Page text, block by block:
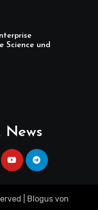
Science und
News
Blogus von